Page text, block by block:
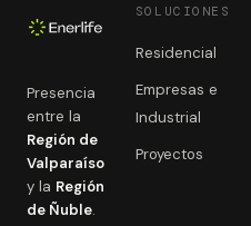
Presencia
entre la
Región de
Valparaíso
y la Región
de Ñuble.
SOLUCIONES
Residencial
Empresas e
Industrial
Proyectos